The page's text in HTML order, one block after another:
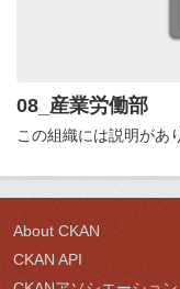
08_産業労働部
この組織には説明があ
About CKAN
CKAN API